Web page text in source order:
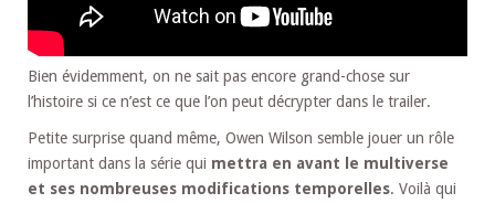
Bien évidemment, on ne sait pas encore grand-chose sur
l’histoire si ce n’est ce que l’on peut décrypter dans le trailer.
Petite surprise quand même, Owen Wilson semble jouer un rôle
important dans la série qui mettra en avant le multiverse
et ses nombreuses modifications temporelles. Voilà qui